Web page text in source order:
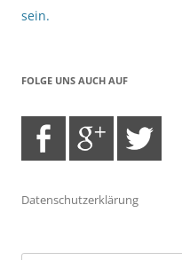
sein.
FOLGE UNS AUCH AUF
Datenschutzerklärung